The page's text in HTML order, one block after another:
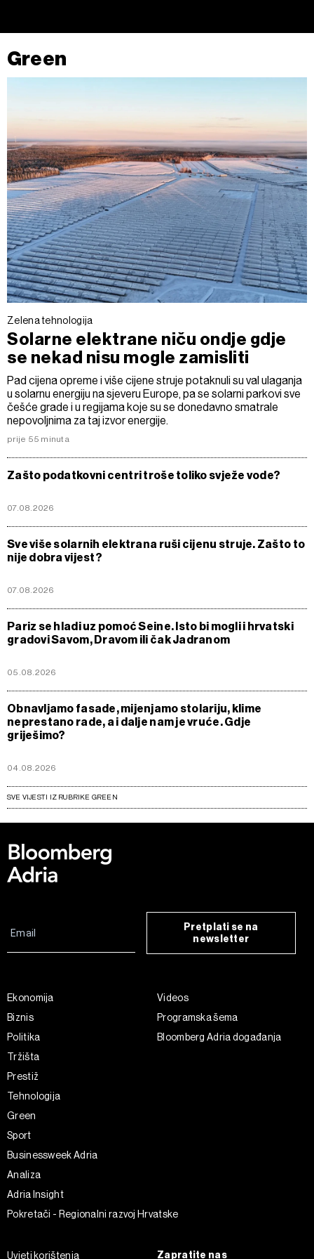
Green
Zelena tehnologija
Solarne elektrane niču ondje gdje
se nekad nisu mogle zamisliti
Pad cijena opreme i više cijene struje potaknuli su val ulaganja
u solarnu energiju na sjeveru Europe, pa se solarni parkovi sve
češće grade i u regijama koje su se donedavno smatrale
nepovoljnima za taj izvor energije.
prije 55 minuta
Zašto podatkovni centri troše toliko svježe vode?
07.08.2026
Sve više solarnih elektrana ruši cijenu struje. Zašto to
nije dobra vijest?
07.08.2026
Pariz se hladi uz pomoć Seine. Isto bi mogli i hrvatski
gradovi Savom, Dravom ili čak Jadranom
05.08.2026
Obnavljamo fasade, mijenjamo stolariju, klime
neprestano rade, a i dalje nam je vruće. Gdje
griješimo?
04.08.2026
SVE VIJESTI IZ RUBRIKE GREEN
Pretplati se na
newsletter
Ekonomija
Biznis
Politika
Tržišta
Prestiž
Tehnologija
Green
Sport
Businessweek Adria
Analiza
Adria Insight
Pokretači - Regionalni razvoj Hrvatske
Videos
Programska šema
Bloomberg Adria događanja
Uvjeti korištenja
Zapratite nas